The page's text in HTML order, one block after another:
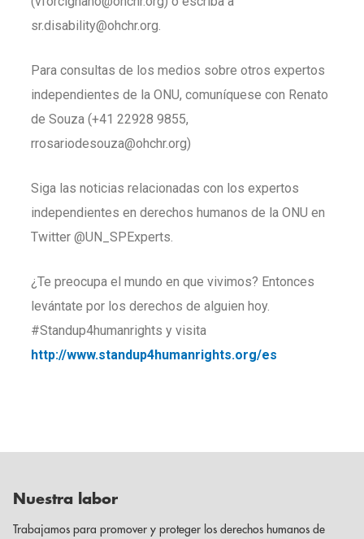
sr.disability@ohchr.org.
Para consultas de los medios sobre otros expertos
independientes de la ONU, comuníquese con Renato
de Souza (+41 22928 9855,
rrosariodesouza@ohchr.org)
Siga las noticias relacionadas con los expertos
independientes en derechos humanos de la ONU en
Twitter @UN_SPExperts.
¿Te preocupa el mundo en que vivimos? Entonces
levántate por los derechos de alguien hoy.
#Standup4humanrights y visita
http://www.standup4humanrights.org/es
Nuestra labor
Trabajamos para promover y proteger los derechos humanos de